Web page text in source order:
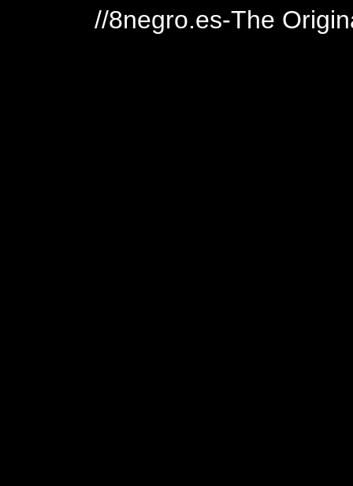
//8negro.es-The